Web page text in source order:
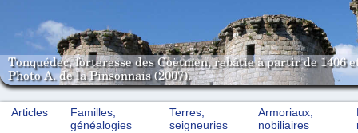
Tonquédec, forteresse des Coëtmen, rebâtie à partir de 1406
Photo A. de la Pinsonnais (2007).
Articles
Familles,
généalogies
Terres,
seigneuries
Armoriaux,
nobiliaires